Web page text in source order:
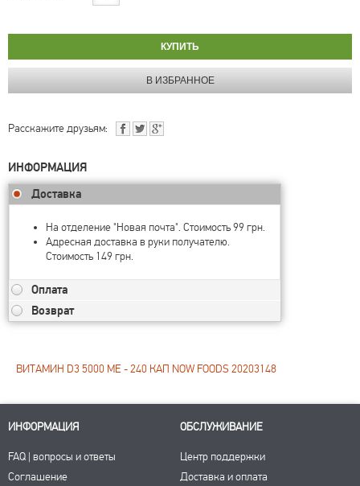
Расскажите друзьям:
ИНФОРМАЦИЯ
Доставка
На отделение "Новая почта". Стоимость 99 грн.
Адресная доставка в руки получателю.
Стоимость 149 грн.
Оплата
Возврат
ВИТАМИН D3 5000 МЕ - 240 КАП NOW FOODS 20203148
ИНФОРМАЦИЯ
FAQ | вопросы и ответы
Соглашение
ОБСЛУЖИВАНИЕ
Центр поддержки
Доставка и оплата